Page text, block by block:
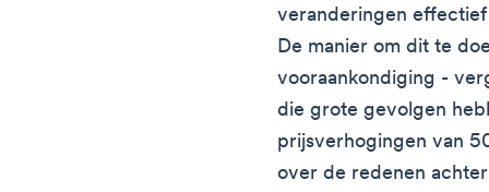
veranderingen
De manier om dit te
vooraankondiging -
die grote gevolgen
prijsverhogingen van
over de redenen